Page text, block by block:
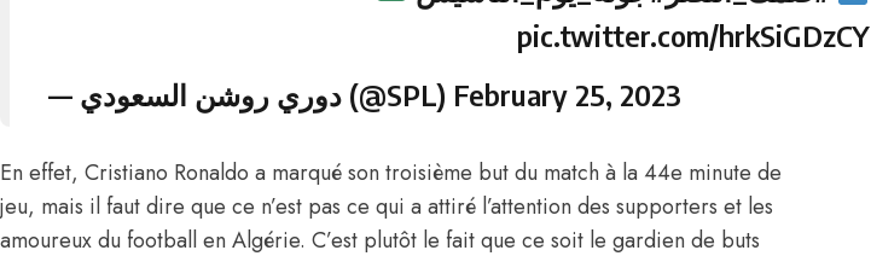
pic.twitter.com/hrkSiGDzCY
— دوري روشن السعودي (@SPL) February 25, 2023
En effet, Cristiano Ronaldo a marqué son troisième but du match à la 44e minute de
jeu, mais il faut dire que ce n’est pas ce qui a attiré l’attention des supporters et les
amoureux du football en Algérie. C’est plutôt le fait que ce soit le gardien de buts